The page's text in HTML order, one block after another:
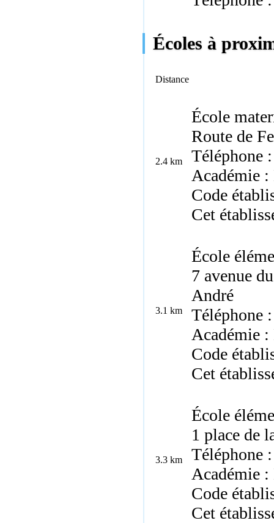
Écoles à
Distance
2.4 km
École
Route de
Téléphone
Académie
Code
Cet
3.1 km
École
7 avenue
André
Téléphone
Académie
Code
Cet
3.3 km
École
1 place de
Téléphone
Académie
Code
Cet